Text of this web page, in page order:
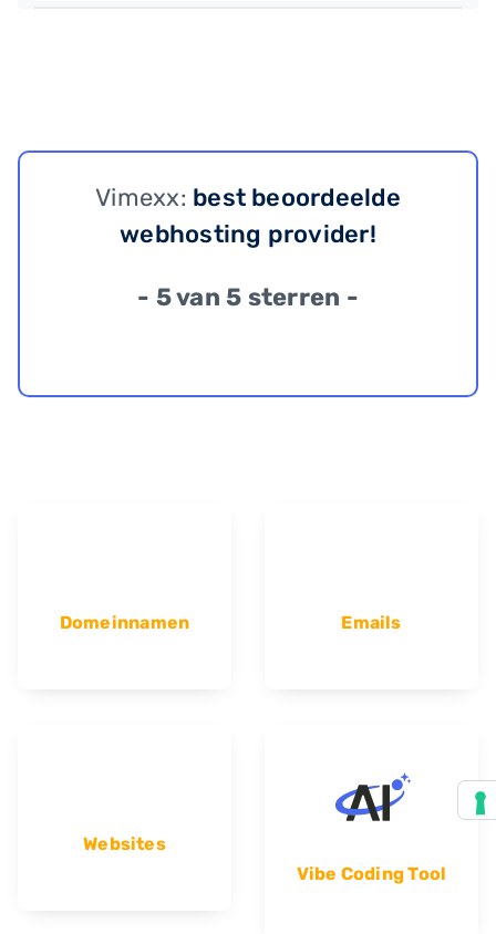
Vimexx: best beoordeelde
webhosting provider!
- 5 van 5 sterren -
Domeinnamen Emails
Websites
Vibe Coding Tool